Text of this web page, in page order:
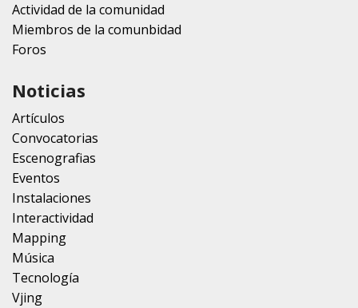
Actividad de la comunidad
Miembros de la comunbidad
Foros
Noticias
Artículos
Convocatorias
Escenografias
Eventos
Instalaciones
Interactividad
Mapping
Música
Tecnología
Vjing